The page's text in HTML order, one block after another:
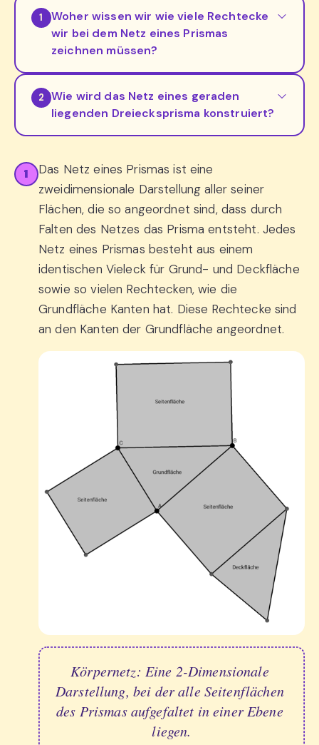
1
Woher wissen wir wie viele Rechtecke
wir bei dem Netz eines Prismas
zeichnen müssen?
2
Wie wird das Netz eines geraden
liegenden Dreiecksprisma konstruiert?
1
Das Netz eines Prismas ist eine
zweidimensionale Darstellung aller seiner
Flächen, die so angeordnet sind, dass durch
Falten des Netzes das Prisma entsteht. Jedes
Netz eines Prismas besteht aus einem
identischen Vieleck für Grund- und Deckfläche
sowie so vielen Rechtecken, wie die
Grundfläche Kanten hat. Diese Rechtecke sind
an den Kanten der Grundfläche angeordnet.
Körpernetz: Eine 2-Dimensionale
Darstellung, bei der alle Seitenflächen
des Prismas aufgefaltet in einer Ebene
liegen.